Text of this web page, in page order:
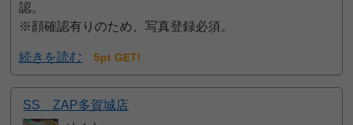
認。
※顔確認有りのため、写真登録必須。
続きを読む 5pt GET!
SS ZAP多賀城店